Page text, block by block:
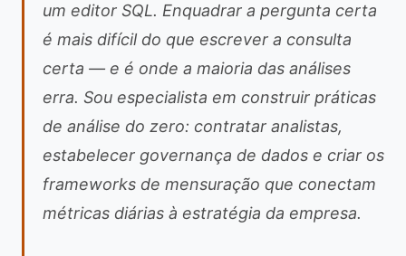
um editor SQL. Enquadrar a pergunta certa
é mais difícil do que escrever a consulta
certa — e é onde a maioria das análises
erra. Sou especialista em construir práticas
de análise do zero: contratar analistas,
estabelecer governança de dados e criar os
frameworks de mensuração que conectam
métricas diárias à estratégia da empresa.